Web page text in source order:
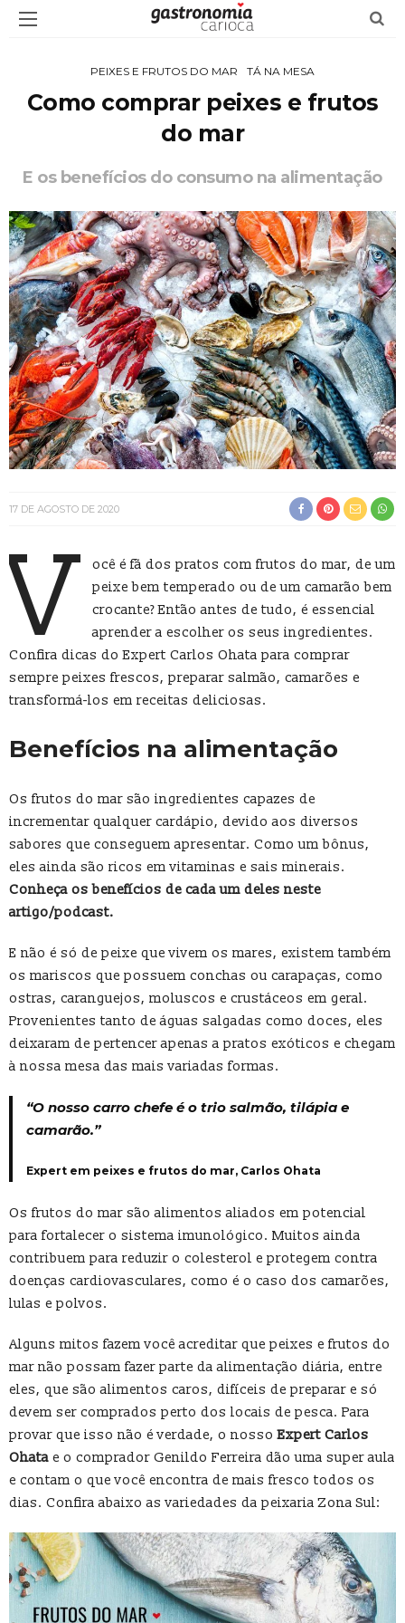
PEIXES E FRUTOS DO MAR TÁ NA MESA
Como comprar peixes e frutos
do mar
E os benefícios do consumo na alimentação
17 DE AGOSTO DE 2020
V
ocê é fã dos pratos com frutos do mar, de um
peixe bem temperado ou de um camarão bem
crocante? Então antes de tudo, é essencial
aprender a escolher os seus ingredientes.
Confira dicas do Expert Carlos Ohata para comprar
sempre peixes frescos, preparar salmão, camarões e
transformá-los em receitas deliciosas.
Benefícios na alimentação
Os frutos do mar são ingredientes capazes de
incrementar qualquer cardápio, devido aos diversos
sabores que conseguem apresentar. Como um bônus,
eles ainda são ricos em vitaminas e sais minerais.
Conheça os benefícios de cada um deles neste
artigo/podcast.
E não é só de peixe que vivem os mares, existem também
os mariscos que possuem conchas ou carapaças, como
ostras, caranguejos, moluscos e crustáceos em geral.
Provenientes tanto de águas salgadas como doces, eles
deixaram de pertencer apenas a pratos exóticos e chegam
à nossa mesa das mais variadas formas.
“O nosso carro chefe é o trio salmão, tilápia e
camarão.”
Expert em peixes e frutos do mar, Carlos Ohata
Os frutos do mar são alimentos aliados em potencial
para fortalecer o sistema imunológico. Muitos ainda
contribuem para reduzir o colesterol e protegem contra
doenças cardiovasculares, como é o caso dos camarões,
lulas e polvos.
Alguns mitos fazem você acreditar que peixes e frutos do
mar não possam fazer parte da alimentação diária, entre
eles, que são alimentos caros, difíceis de preparar e só
devem ser comprados perto dos locais de pesca. Para
provar que isso não é verdade, o nossoExpert Carlos
Ohata e o comprador Genildo Ferreira dão uma super aula
e contam o que você encontra de mais fresco todos os
dias. Confira abaixo as variedades da peixaria Zona Sul: